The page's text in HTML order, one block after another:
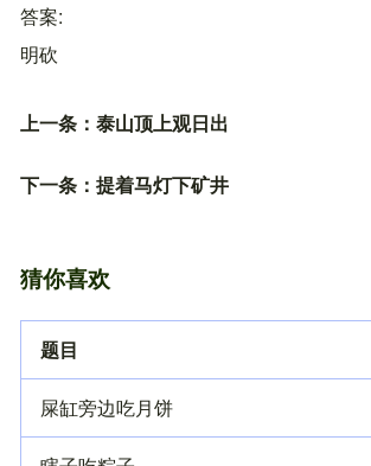
答案
明砍
上一条： 泰山顶上观日出
下一条： 提着马灯下矿井
猜你喜欢
题目
屎缸旁边吃月饼